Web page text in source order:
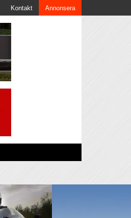
Kontakt Annonsera